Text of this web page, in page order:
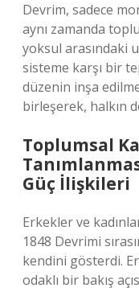
Devrim, sadece
aynı zamanda
yoksul arasındaki
sisteme karşı bir
düzenin inşa
birleşerek, halkın
Toplumsal
Güç İlişkileri
Erkekler ve
1848 Devrimi
kendini gösterdi.
odaklı bir bakış